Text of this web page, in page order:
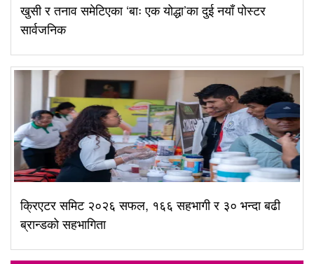
खुसी र तनाव समेटिएका ‘बाः एक योद्धा’का दुई नयाँ पोस्टर
सार्वजनिक
क्रिएटर समिट २०२६ सफल, १६६ सहभागी र ३० भन्दा बढी
ब्रान्डको सहभागिता